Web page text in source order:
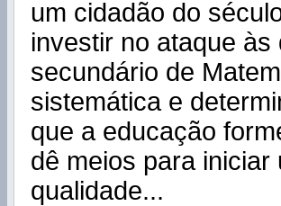
um cidadão do
investir no ataque
secundário de
sistemática e
que a educação
dê meios para
qualidade...